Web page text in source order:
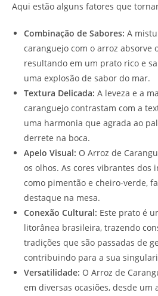
Aqui estão alguns fatores que
Combinação de Sabores: A
caranguejo com o arroz absorve
resultando em um prato rico e
uma explosão de sabor do mar.
Textura Delicada: A leveza e a
caranguejo contrastam com a
uma harmonia que agrada ao
derrete na boca.
Apelo Visual: O Arroz de
os olhos. As cores vibrantes dos
como pimentão e cheiro-verde,
destaque na mesa.
Conexão Cultural: Este prato é
litorânea brasileira, trazendo
tradições que são passadas de
contribuindo para a sua
Versatilidade: O Arroz de
em diversas ocasiões, desde um